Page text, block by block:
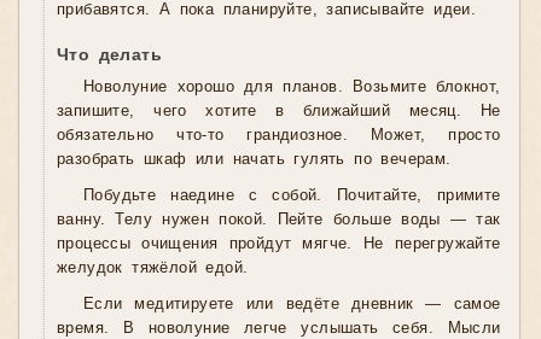
прибавятся. А пока планируйте, записывайте идеи.
Что делать
Новолуние хорошо для планов. Возьмите блокнот,
запишите, чего хотите в ближайший месяц. Не
обязательно что-то грандиозное. Может, просто
разобрать шкаф или начать гулять по вечерам.
Побудьте наедине с собой. Почитайте, примите
ванну. Телу нужен покой. Пейте больше воды — так
процессы очищения пройдут мягче. Не перегружайте
желудок тяжёлой едой.
Если медитируете или ведёте дневник — самое
время. В новолуние легче услышать себя. Мысли